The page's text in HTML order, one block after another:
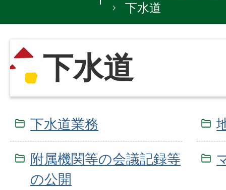
下水道
下水道
下水道業務
附属機関等の会議記録等
の公開